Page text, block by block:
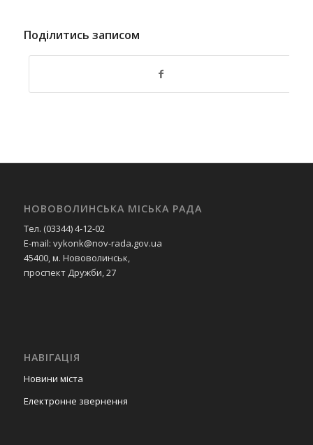
Поділитись записом
НОВОВОЛИНСЬКА МІСЬКА РАДА
Тел. (03344) 4-12-02
E-mail: vykonk@nov-rada.gov.ua
45400, м. Нововолинськ,
проспект Дружби, 27
НАВІГАЦІЯ
Новини міста
Електронне звернення